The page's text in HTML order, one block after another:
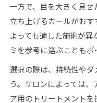
まつ毛パーマ
ープ
夜遅くまで通
法
予約の取りや
力
一方で、目を大きく見
立ち上げるカールがお
よっても適した施術が
ミを参考に選ぶこともポ
選択の際は、持続性や
う。サロンによっては
ア用のトリートメントを